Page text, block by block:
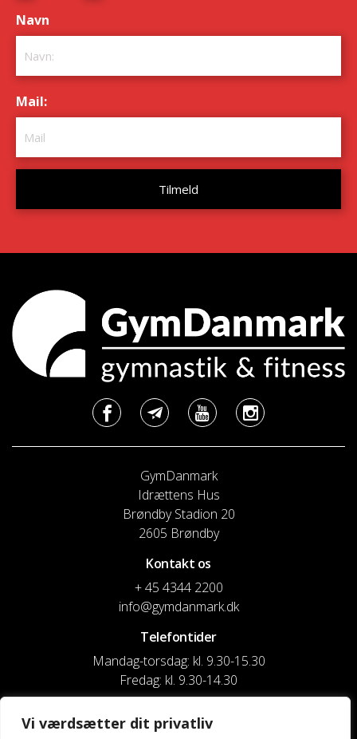
Vi værdsætter dit privatliv
Navn
Mail:
GymDanmark
Idrættens Hus
Brøndby Stadion 20
2605 Brøndby
Kontakt os
+ 45 4344 2200
info@gymdanmark.dk
Telefontider
Mandag-torsdag: kl. 9.30-15.30
Fredag: kl. 9.30-14.30
CVR nr. 20916818